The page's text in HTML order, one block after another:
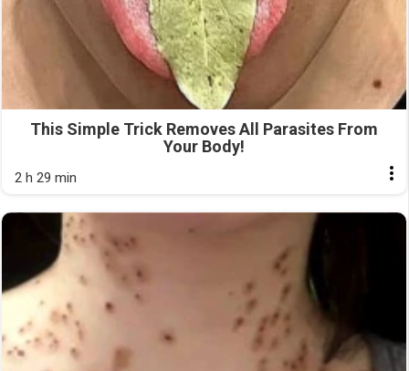
This Simple Trick Removes All Parasites From
Your Body!
2 h 29 min